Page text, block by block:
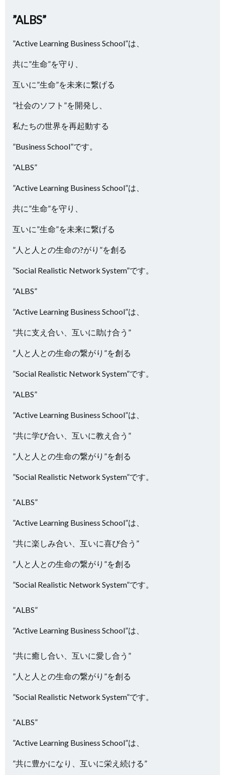
”ALBS”
”Active Learning Business School”は、
共に”生命”を守り、
互いに”生命”を未来に繋げる
”社会のソフト”を開発し、
私たちの世界を再起動する
”Business School”です。
”ALBS”
”Active Learning Business School”は、
共に”生命”を守り、
互いに”生命”を未来に繋げる
”人と人との生命の?がり”を創る
”Social Realistic Network System”です。
”ALBS”
”Active Learning Business School”は、
”共に支え合い、互いに助け合う”
”人と人との生命の繋がり”を創る
”Social Realistic Network System”です。
”ALBS”
”Active Learning Business School”は、
”共に学び合い、互いに教え合う”
”人と人との生命の繋がり”を創る
”Social Realistic Network System”です。
”ALBS”
”Active Learning Business School”は、
”共に楽しみ合い、互いに喜び合う”
”人と人との生命の繋がり”を創る
”Social Realistic Network System”です。
”ALBS”
”Active Learning Business School”は、
”共に癒し合い、互いに愛し合う”
”人と人との生命の繋がり”を創る
”Social Realistic Network System”です。
”ALBS”
”Active Learning Business School”は、
”共に豊かになり、互いに栄え続ける”